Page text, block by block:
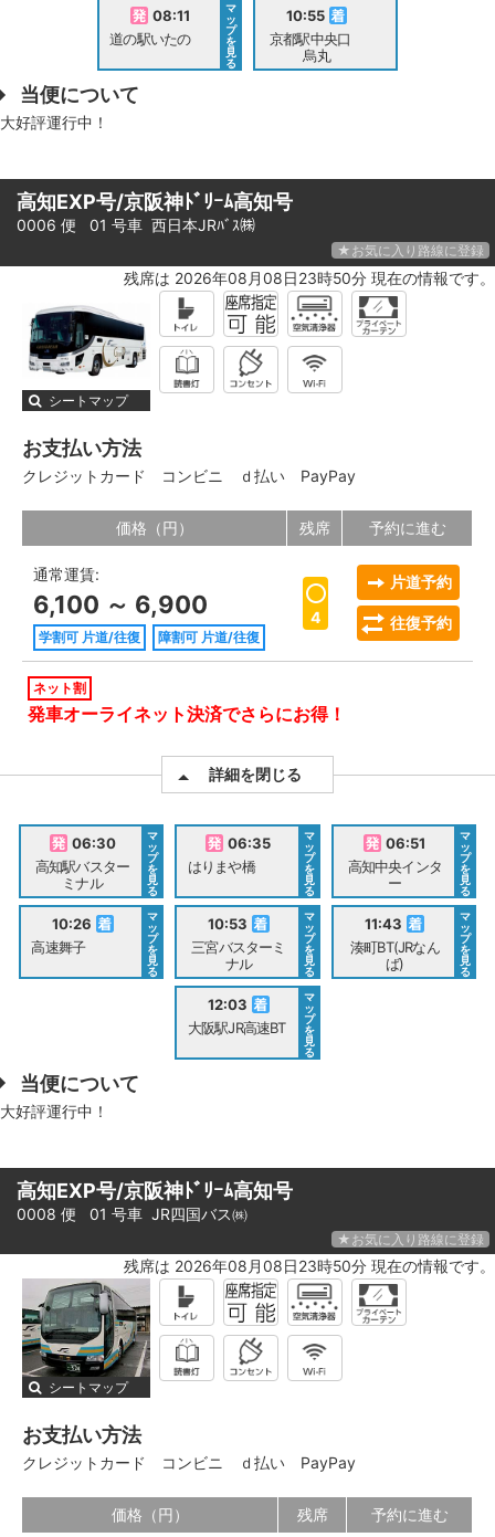
08:11
道の駅いたの
マ
ッ
プ
を
見
る
10:55
京都駅中央口
烏丸
当便について
大好評運行中！
高知EXP号/京阪神ﾄﾞﾘｰﾑ高知号
0006 便 01 号車 西日本JRﾊﾞｽ㈱
★お気に入り路線に登録
残席は 2026年08月08日23時50分 現在の情報です。
シートマップ
お支払い方法
クレジットカード コンビニ ｄ払い PayPay
価格（円） 残席 予約に進む
通常運賃:
6,100 ～ 6,900
学割可 片道/往復 障割可 片道/往復
4
片道予約
往復予約
ネット割
発車オーライネット決済でさらにお得！
詳細を閉じる
06:30
高知駅バスター
ミナル
マ
ッ
プ
を
見
る
06:35
はりまや橋
マ
ッ
プ
を
見
る
06:51
高知中央インタ
ー
マ
ッ
プ
を
見
る
10:26
高速舞子
マ
ッ
プ
を
見
る
10:53
三宮バスターミ
ナル
マ
ッ
プ
を
見
る
11:43
湊町BT(JRなん
ば)
マ
ッ
プ
を
見
る
12:03
大阪駅JR高速BT
マ
ッ
プ
を
見
る
当便について
大好評運行中！
高知EXP号/京阪神ﾄﾞﾘｰﾑ高知号
0008 便 01 号車 JR四国バス㈱
★お気に入り路線に登録
残席は 2026年08月08日23時50分 現在の情報です。
シートマップ
お支払い方法
クレジットカード コンビニ ｄ払い PayPay
価格（円） 残席 予約に進む